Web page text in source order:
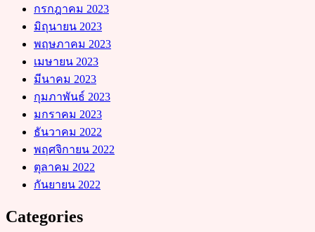
กรกฎาคม 2023
มิถุนายน 2023
พฤษภาคม 2023
เมษายน 2023
มีนาคม 2023
กุมภาพันธ์ 2023
มกราคม 2023
ธันวาคม 2022
พฤศจิกายน 2022
ตุลาคม 2022
กันยายน 2022
Categories